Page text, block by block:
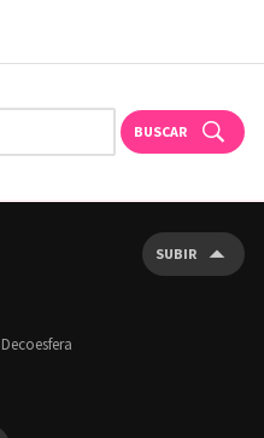
BUSCAR
SUBIR
Decoesfera